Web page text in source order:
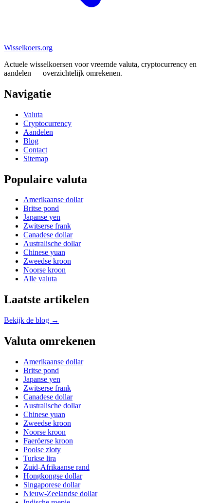
Wisselkoers.org
Actuele wisselkoersen voor vreemde valuta, cryptocurrency en
aandelen — overzichtelijk omrekenen.
Navigatie
Valuta
Cryptocurrency
Aandelen
Blog
Contact
Sitemap
Populaire valuta
Amerikaanse dollar
Britse pond
Japanse yen
Zwitserse frank
Canadese dollar
Australische dollar
Chinese yuan
Zweedse kroon
Noorse kroon
Alle valuta
Laatste artikelen
Bekijk de blog →
Valuta omrekenen
Amerikaanse dollar
Britse pond
Japanse yen
Zwitserse frank
Canadese dollar
Australische dollar
Chinese yuan
Zweedse kroon
Noorse kroon
Faeröerse kroon
Poolse zloty
Turkse lira
Zuid-Afrikaanse rand
Hongkongse dollar
Singaporese dollar
Nieuw-Zeelandse dollar